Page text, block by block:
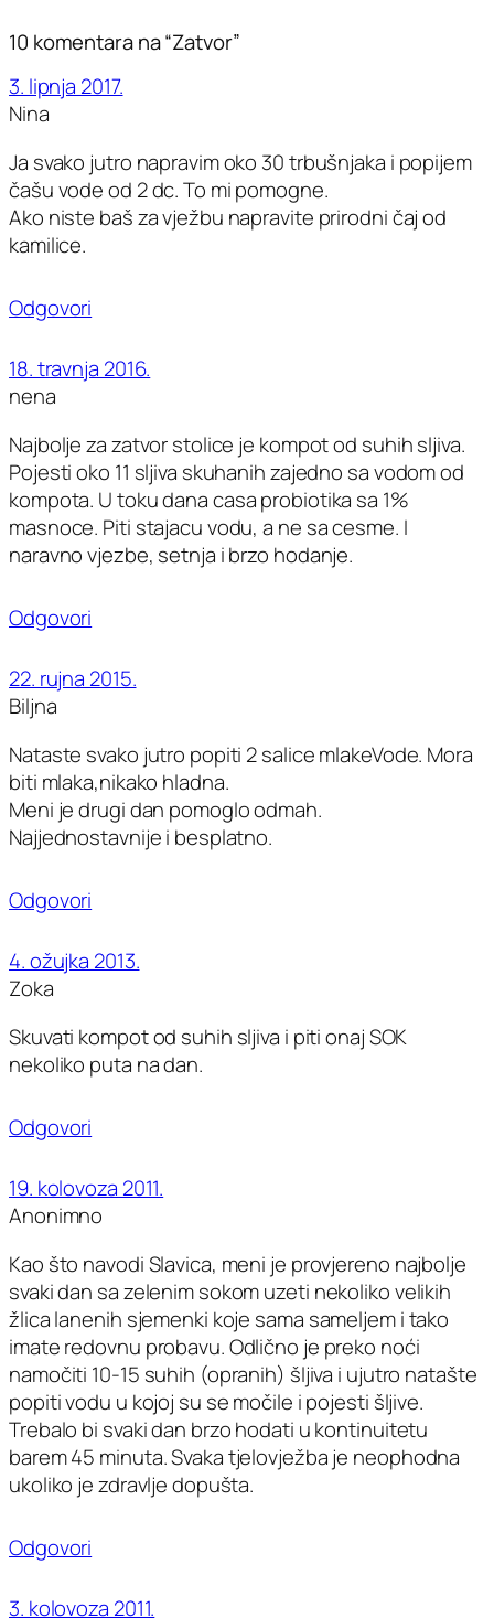
10 komentara na “Zatvor”
3. lipnja 2017.
Nina
Ja svako jutro napravim oko 30 trbušnjaka i popijem
čašu vode od 2 dc. To mi pomogne.
Ako niste baš za vježbu napravite prirodni čaj od
kamilice.
Odgovori
18. travnja 2016.
nena
Najbolje za zatvor stolice je kompot od suhih sljiva.
Pojesti oko 11 sljiva skuhanih zajedno sa vodom od
kompota. U toku dana casa probiotika sa 1%
masnoce. Piti stajacu vodu, a ne sa cesme. I
naravno vjezbe, setnja i brzo hodanje.
Odgovori
22. rujna 2015.
Biljna
Nataste svako jutro popiti 2 salice mlakeVode. Mora
biti mlaka,nikako hladna.
Meni je drugi dan pomoglo odmah.
Najjednostavnije i besplatno.
Odgovori
4. ožujka 2013.
Zoka
Skuvati kompot od suhih sljiva i piti onaj SOK
nekoliko puta na dan.
Odgovori
19. kolovoza 2011.
Anonimno
Kao što navodi Slavica, meni je provjereno najbolje
svaki dan sa zelenim sokom uzeti nekoliko velikih
žlica lanenih sjemenki koje sama sameljem i tako
imate redovnu probavu. Odlično je preko noći
namočiti 10-15 suhih (opranih) šljiva i ujutro natašte
popiti vodu u kojoj su se močile i pojesti šljive.
Trebalo bi svaki dan brzo hodati u kontinuitetu
barem 45 minuta. Svaka tjelovježba je neophodna
ukoliko je zdravlje dopušta.
Odgovori
3. kolovoza 2011.